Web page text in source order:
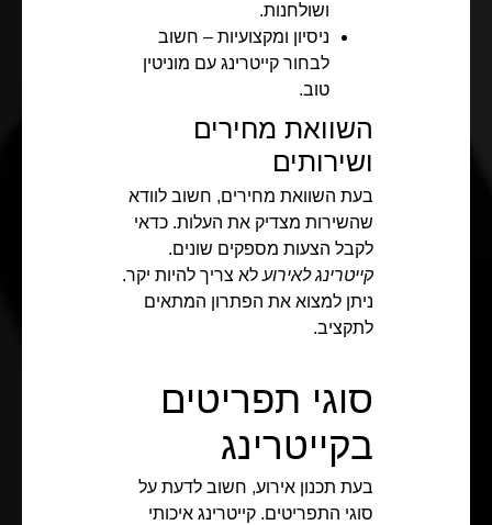
ושולחנות.
ניסיון ומקצועיות – חשוב
לבחור קייטרינג עם מוניטין
טוב.
השוואת מחירים
ושירותים
בעת השוואת מחירים, חשוב לוודא
שהשירות מצדיק את העלות. כדאי
לקבל הצעות מספקים שונים.
קייטרינג לאירועלא צריך להיות יקר.
ניתן למצוא את הפתרון המתאים
לתקציב.
סוגי תפריטים
בקייטרינג
בעת תכנון אירוע, חשוב לדעת על
סוגי התפריטים. קייטרינג איכותי